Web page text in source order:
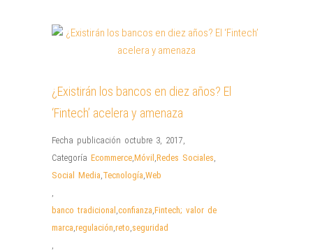
¿Existirán los bancos en diez años? El
‘Fintech’ acelera y amenaza
Fecha publicación octubre 3, 2017,
Categoría Ecommerce,Móvil ,Redes Sociales,
Social Media,Tecnología,Web
,
banco tradicional ,confianza,Fintech; valor de
marca,regulación,reto,seguridad
,